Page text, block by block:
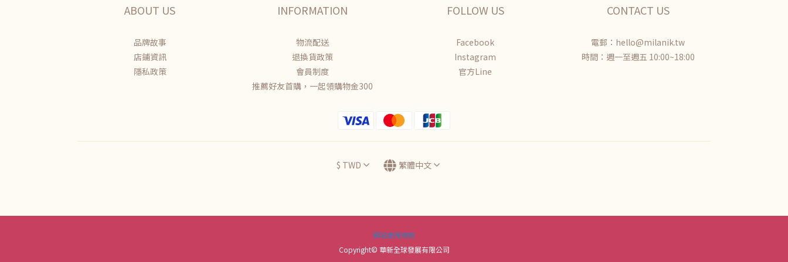
ABOUT US
品牌故事
店鋪資訊
隱私政策
INFORMATION
物流配送
退換貨政策
會員制度
推薦好友首購，一起領購物金300
FOLLOW US
Facebook
Instagram
官方Line
CONTACT US
電郵：hello@milanik.tw
時間：週一至週五 10:00~18:00
$ TWD 繁體中文
網站使用條款
Copyright© 華新全球發展有限公司